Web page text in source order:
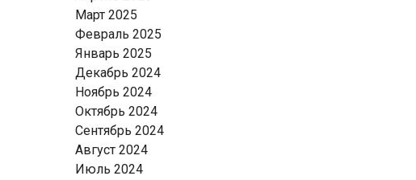
Март 2025
Февраль 2025
Январь 2025
Декабрь 2024
Ноябрь 2024
Октябрь 2024
Сентябрь 2024
Август 2024
Июль 2024